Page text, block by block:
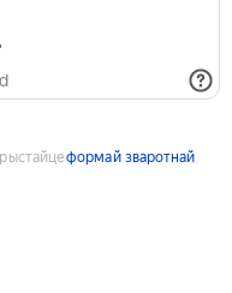
формай зваротнай